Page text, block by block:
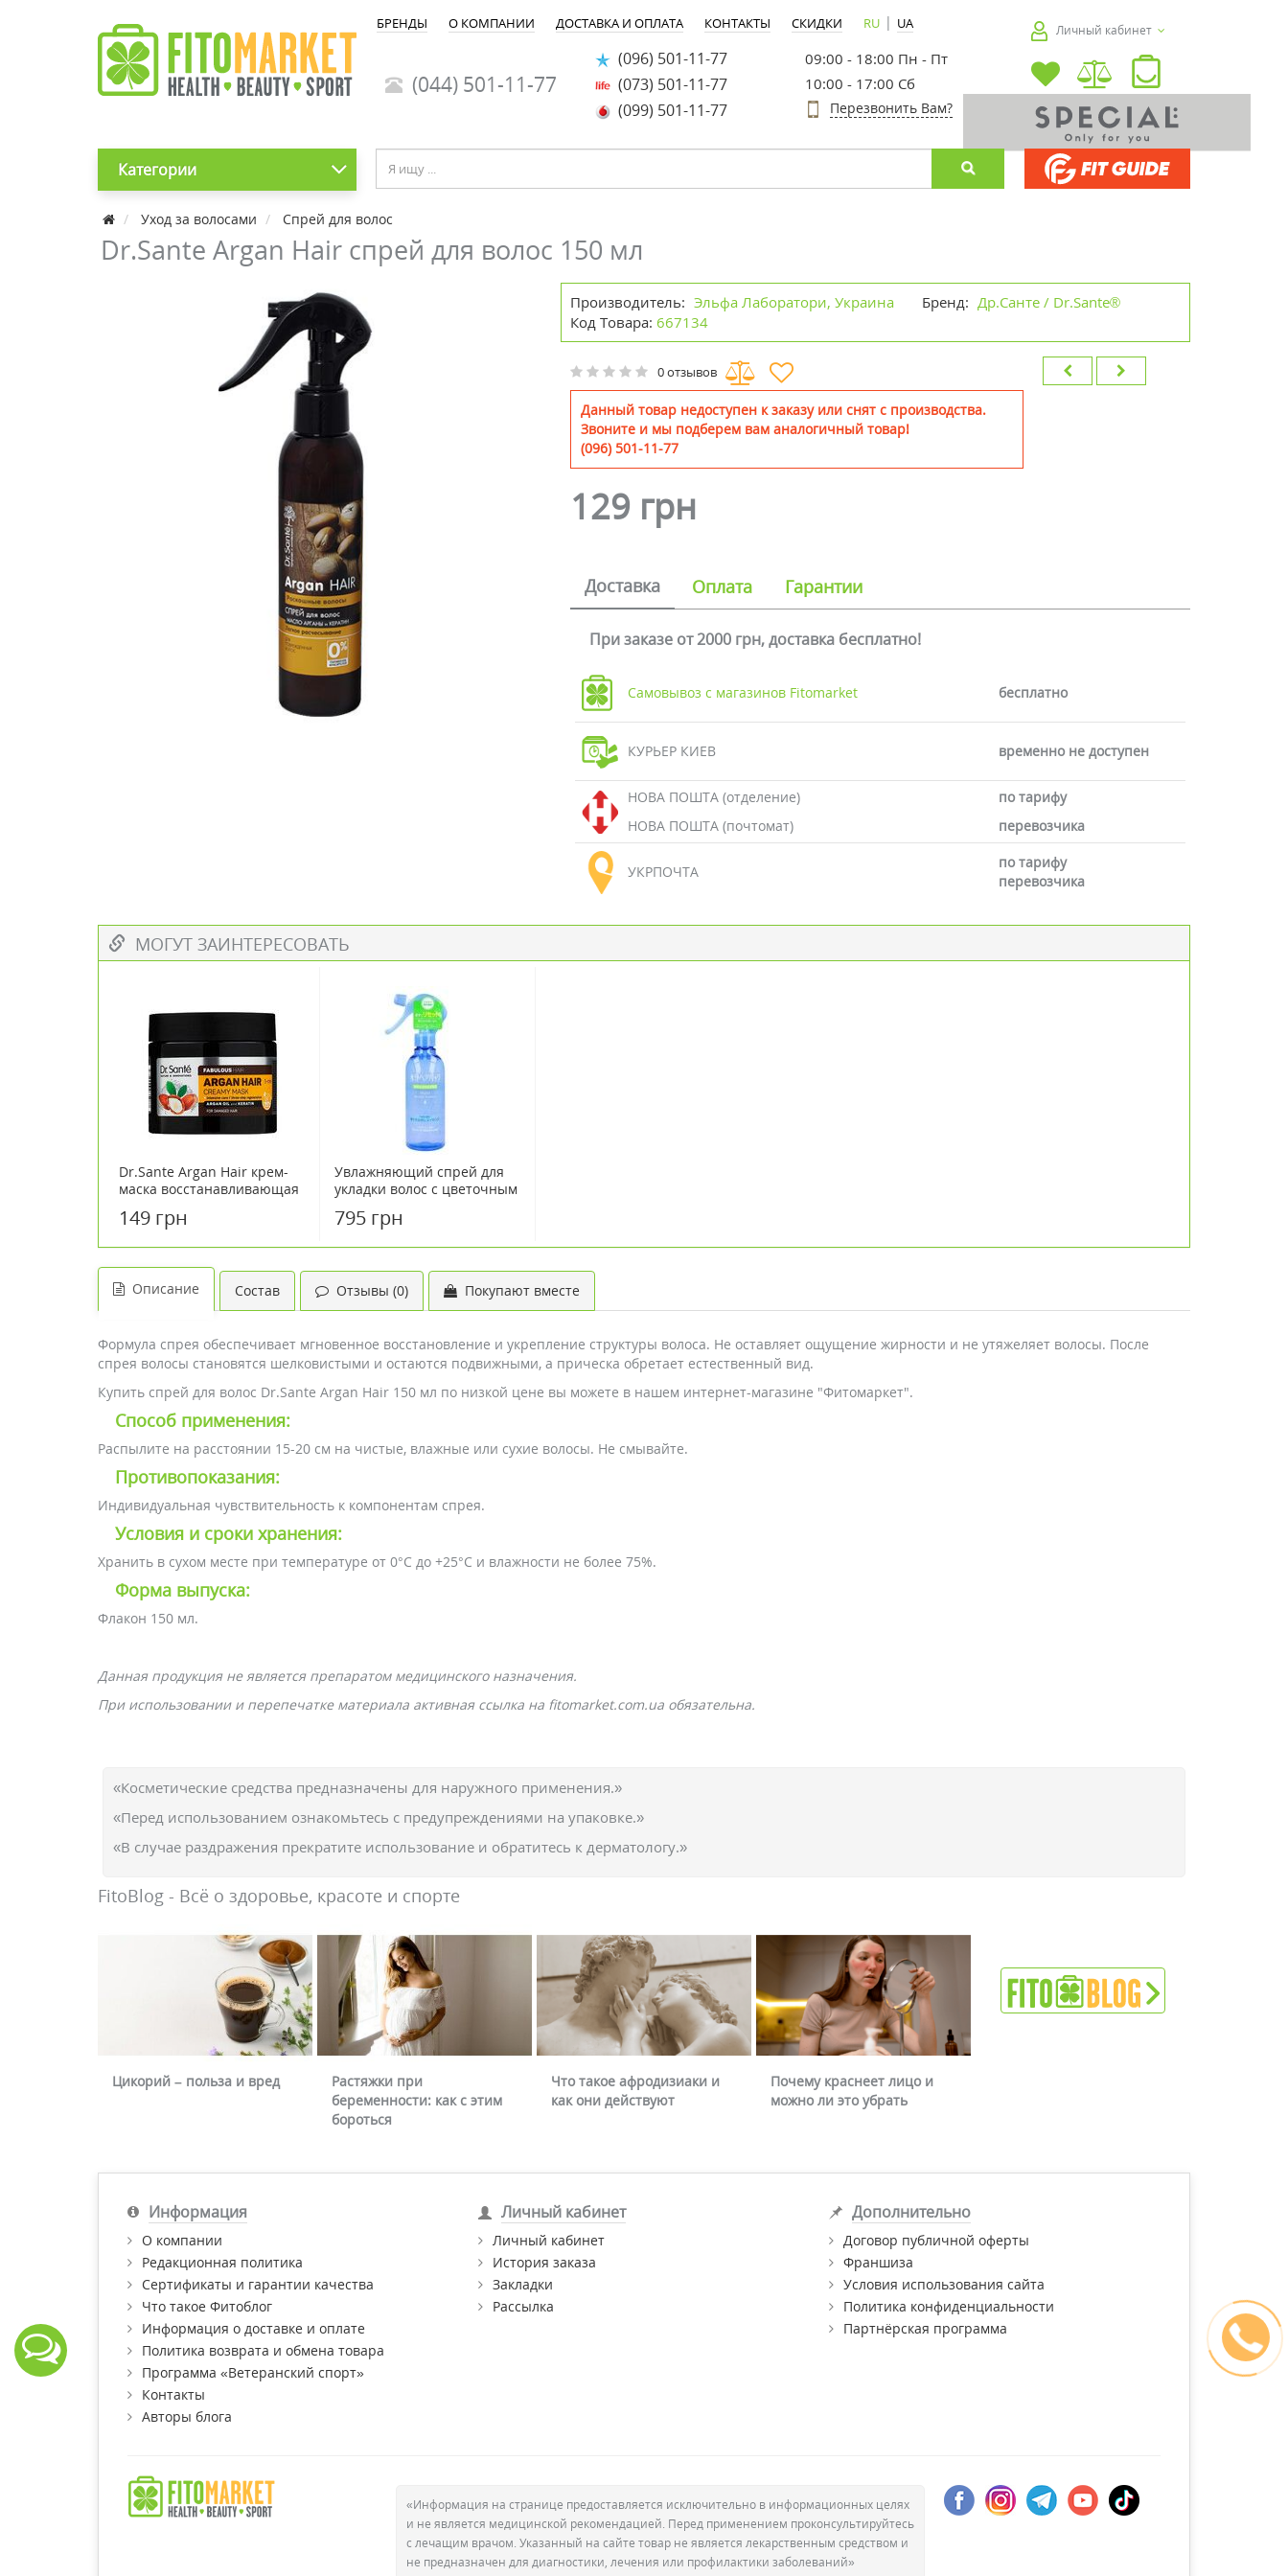
БРЕНДЫ О КОМПАНИИ ДОСТАВКА И ОПЛАТА КОНТАКТЫ СКИДКИ RU | UA
(044) 501-11-77
(096) 501-11-77
(073) 501-11-77
(099) 501-11-77
09:00 - 18:00 Пн - Пт
10:00 - 17:00 Сб
Перезвонить Вам?
Личный кабинет
Категории
Уход за волосами Спрей для волос
Dr.Sante Argan Hair спрей для волос 150 мл
Производитель: Эльфа Лаборатори, Украина Бренд: Др.Санте / Dr.Sante®
Код Товара: 667134
0 отзывов
Данный товар недоступен к заказу или снят с производства.
Звоните и мы подберем вам аналогичный товар!
(096) 501-11-77
129 грн
Доставка Оплата Гарантии
При заказе от 2000 грн, доставка бесплатно!
Самовывоз с магазинов Fitomarket бесплатно
КУРЬЕР КИЕВ временно не доступен
НОВА ПОШТА (отделение)
по тарифу
НОВА ПОШТА (почтомат)
перевозчика
УКРПОЧТА
по тарифу
перевозчика
МОГУТ ЗАИНТЕРЕСОВАТЬ
Dr.Sante Argan Hair крем-
маска восстанавливающая
149 грн
Увлажняющий спрей для
укладки волос с цветочным
Hair Pack 220 мл
795 грн
Описание Состав Отзывы (0) Покупают вместе
Формула спрея обеспечивает мгновенное восстановление и укрепление структуры волоса. Не оставляет ощущение жирности и не утяжеляет волосы. После
спрея волосы становятся шелковистыми и остаются подвижными, а прическа обретает естественный вид.
Купить спрей для волос Dr.Sante Argan Hair 150 мл по низкой цене вы можете в нашем интернет-магазине "Фитомаркет".
Способ применения:
Распылите на расстоянии 15-20 см на чистые, влажные или сухие волосы. Не смывайте.
Противопоказания:
Индивидуальная чувствительность к компонентам спрея.
Условия и сроки хранения:
Хранить в сухом месте при температуре от 0°С до +25°С и влажности не более 75%.
Форма выпуска:
Флакон 150 мл.
Данная продукция не является препаратом медицинского назначения.
При использовании и перепечатке материала активная ссылка на fitomarket.com.ua обязательна.
«Косметические средства предназначены для наружного применения.»
«Перед использованием ознакомьтесь с предупреждениями на упаковке.»
«В случае раздражения прекратите использование и обратитесь к дерматологу.»
FitoBlog - Всё о здоровье, красоте и спорте
Цикорий – польза и вред
Растяжки при
беременности: как с этим
бороться
Что такое афродизиаки и
как они действуют
Почему краснеет лицо и
можно ли это убрать
Информация
О компании
Редакционная политика
Сертификаты и гарантии качества
Что такое Фитоблог
Информация о доставке и оплате
Политика возврата и обмена товара
Программа «Ветеранский спорт»
Контакты
Авторы блога
Личный кабинет
Личный кабинет
История заказа
Закладки
Рассылка
Дополнительно
Договор публичной оферты
Франшиза
Условия использования сайта
Политика конфиденциальности
Партнёрская программа
«Информация на странице предоставляется исключительно в информационных целях
и не является медицинской рекомендацией. Перед применением проконсультируйтесь
с лечащим врачом. Указанный на сайте товар не является лекарственным средством и
не предназначен для диагностики, лечения или профилактики заболеваний»